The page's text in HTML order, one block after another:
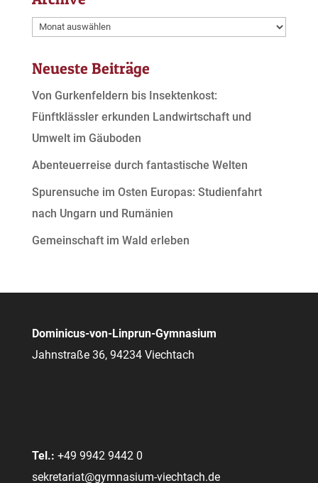
Archive
Neueste Beiträge
Von Gurkenfeldern bis Insektenkost:
Fünftklässler erkunden Landwirtschaft und
Umwelt im Gäuboden
Abenteuerreise durch fantastische Welten
Spurensuche im Osten Europas: Studienfahrt
nach Ungarn und Rumänien
Gemeinschaft im Wald erleben
Dominicus-von-Linprun-Gymnasium
Jahnstraße 36, 94234 Viechtach
Tel.: +49 9942 9442 0
sekretariat@gymnasium-viechtach.de